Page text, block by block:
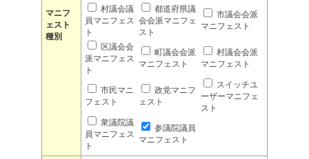
マニフ
ェスト
種別
村議会議
員マニフェス
ト
都道府県議
会会派マニフェ
スト
市議会会派
マニフェスト
区議会会
派マニフェス
ト
町議会会派
マニフェスト
村議会会派
マニフェスト
市民マニ
フェスト
政党マニフ
ェスト
スイッチユ
ーザーマニフェ
スト
衆議院議
員マニフェス
ト
参議院議員
マニフェスト